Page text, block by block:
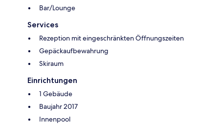
Bar/Lounge
Services
Rezeption mit eingeschränkten Öffnungszeiten
Gepäckaufbewahrung
Skiraum
Einrichtungen
1 Gebäude
Baujahr 2017
Innenpool